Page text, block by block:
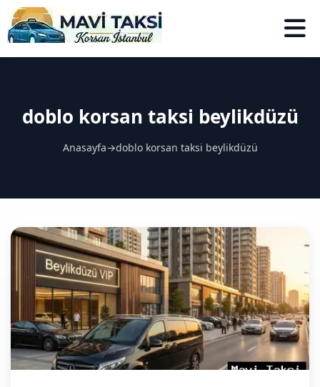
doblo korsan taksi beylikdüzü
Anasayfa→doblo korsan taksi beylikdüzü